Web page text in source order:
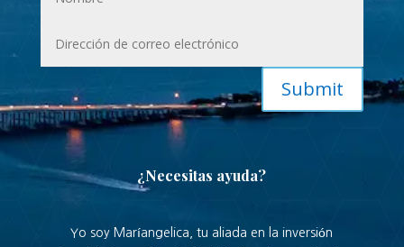
Submit
¿Necesitas ayuda?
Yo soy Maríangelica, tu aliada en la inversión